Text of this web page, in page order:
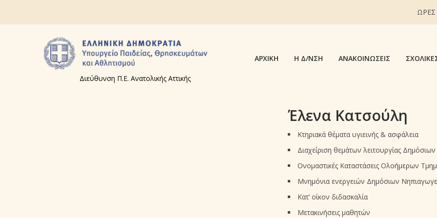
ΩΡΕΣ
Διεύθυνση Π.Ε. Ανατολικής Αττικής
ΑΡΧΙΚΉ Η Δ/ΝΣΗ ΑΝΑΚΟΙΝΏΣΕΙΣ
Έλενα Κατσούλη
Κτηριακά θέματα υγιεινής & ασφάλεια
Διαχείριση θεμάτων λειτουργίας
Ονομαστικές Καταστάσεις Ολοήμερων
Μνημόνια ενεργειών Δημόσιων
Κατ’ οίκον διδασκαλία
Μετακινήσεις μαθητών